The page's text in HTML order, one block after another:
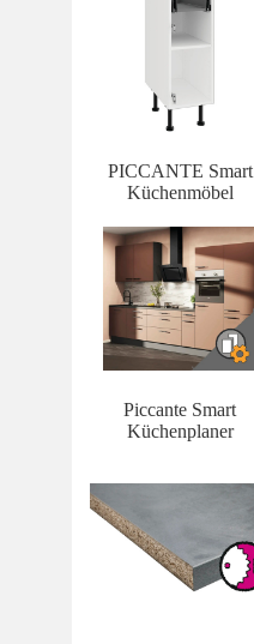
PICCANTE Smart
Küchenmöbel
Piccante Smart
Küchenplaner